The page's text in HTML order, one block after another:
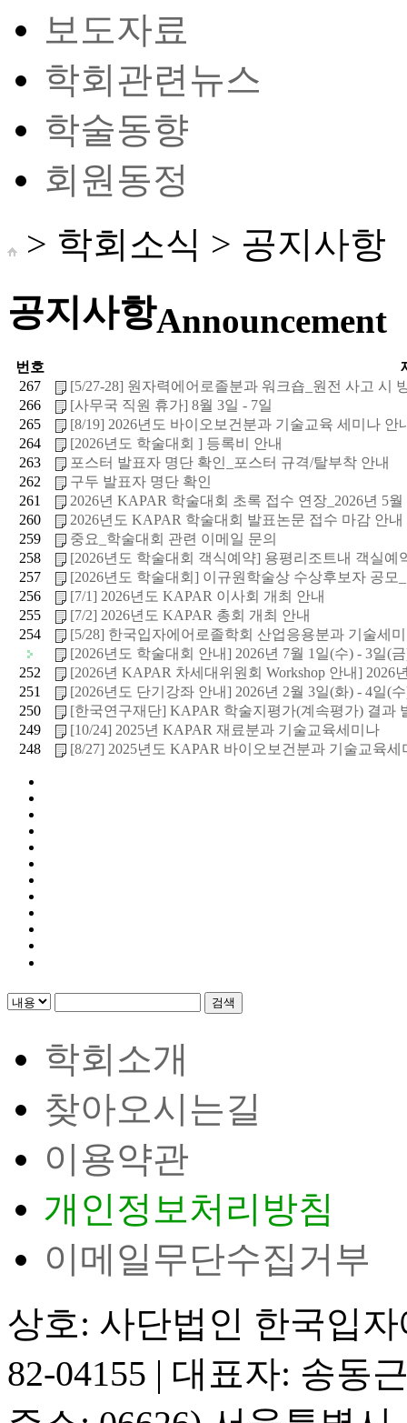
보도자료
학회관련뉴스
학술동향
회원동정
> 학회소식 > 공지사항
공지사항Announcement
번호
267
[5/27-28] 원자력에어로졸분과 워크숍_원전 사고 시
266
[사무국 직원 휴가] 8월 3일 - 7일
265
[8/19] 2026년도 바이오보건분과 기술교육 세미나 안
264
[2026년도 학술대회 ] 등록비 안내
263
포스터 발표자 명단 확인_포스터 규격/탈부착 안내
262
구두 발표자 명단 확인
261
2026년 KAPAR 학술대회 초록 접수 연장_2026년 5월
260
2026년도 KAPAR 학술대회 발표논문 접수 마감 안내
259
중요_학술대회 관련 이메일 문의
258
[2026년도 학술대회 객식예약] 용평리조트내 객실예
257
[2026년도 학술대회] 이규원학술상 수상후보자 공모
256
[7/1] 2026년도 KAPAR 이사회 개최 안내
255
[7/2] 2026년도 KAPAR 총회 개최 안내
254
[5/28] 한국입자에어로졸학회 산업응용분과 기술세
[2026년도 학술대회 안내] 2026년 7월 1일(수) - 3일(
252
[2026년 KAPAR 차세대위원회 Workshop 안내] 2026
251
[2026년도 단기강좌 안내] 2026년 2월 3일(화) - 4일(
250
[한국연구재단] KAPAR 학술지평가(계속평가) 결과
249
[10/24] 2025년 KAPAR 재료분과 기술교육세미나
248
[8/27] 2025년도 KAPAR 바이오보건분과 기술교육세
검색
학회소개
찾아오시는길
이용약관
개인정보처리방침
이메일무단수집거부
상호: 사단법인 한국입
82-04155 | 대표자: 송동